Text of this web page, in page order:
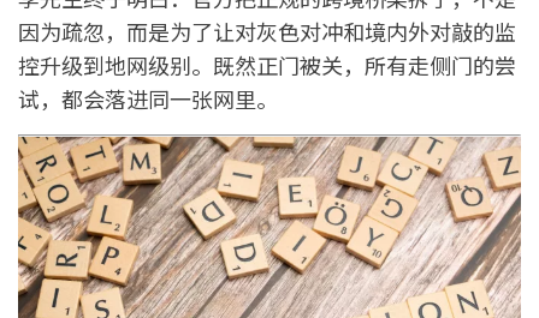
因为疏忽，而是为了让对灰色对冲和境内外对敲的监
控升级到地网级别。既然正门被关，所有走侧门的尝
试，都会落进同一张网里。